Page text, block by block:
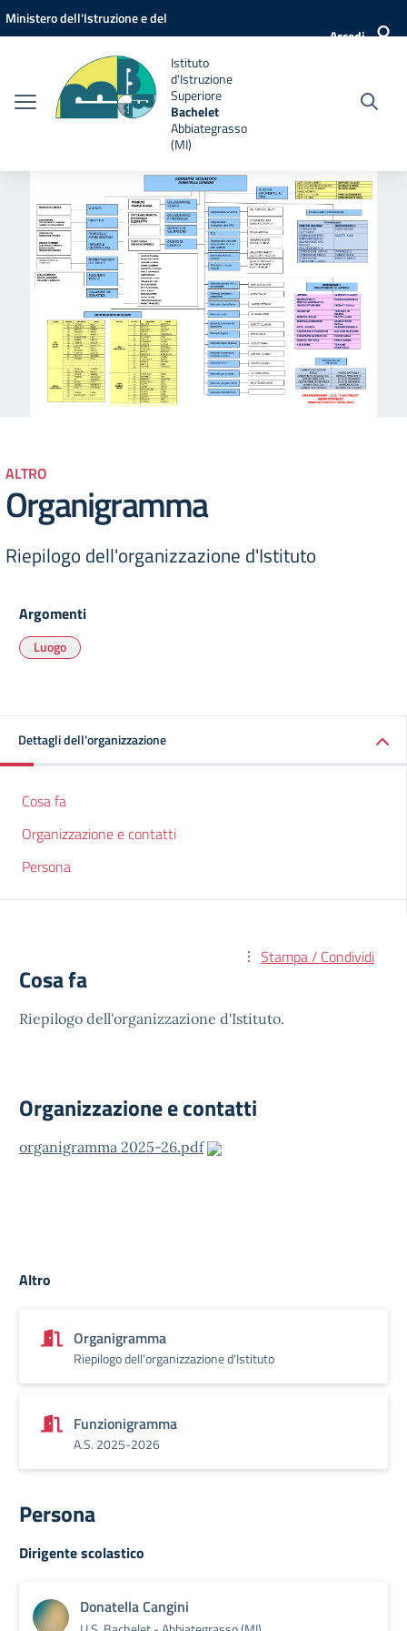
Vai ai contenuti
Vai al menu di navigazione
Vai al footer
Ministero dell'Istruzione e del
Accedi
Istituto
d'Istruzione
Superiore
Bachelet
Abbiategrasso
(MI)
ALTRO
Organigramma
Riepilogo dell'organizzazione d'Istituto
Argomenti
Luogo
Dettagli dell'organizzazione
Cosa fa
Organizzazione e contatti
Persona
Stampa / Condividi
Cosa fa
Riepilogo dell'organizzazione d'Istituto.
Organizzazione e contatti
organigramma 2025-26.pdf
Altro
Organigramma
Riepilogo dell'organizzazione d'Istituto
Funzionigramma
A.S. 2025-2026
Persona
Dirigente scolastico
Donatella Cangini